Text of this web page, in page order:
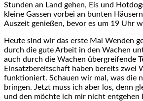
Stunden an Land gehen, Eis und
kleine Gassen vorbei an bunten
Auszeit genießen, bevor es um 19 Uhr
Heute sind wir das erste Mal Wenden
durch die gute Arbeit in den Wachen
auch durch die Wachen übergreifende
Einsatzbereitschaft haben bereits zwei
funktioniert. Schauen wir mal, was die
bringen. Jetzt muss ich aber los, denn
und den möchte ich mir nicht entgehen